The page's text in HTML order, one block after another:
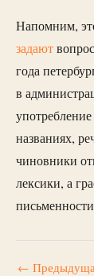
Напомним,
задают
года
в
названиях,
чиновники
лексики, а
←